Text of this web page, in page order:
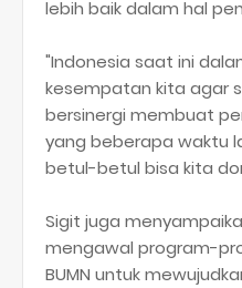
lebih baik dalam hal
"Indonesia saat ini
kesempatan kita agar
bersinergi membuat
yang beberapa waktu
betul-betul bisa kita
Sigit juga
mengawal program-
BUMN untuk